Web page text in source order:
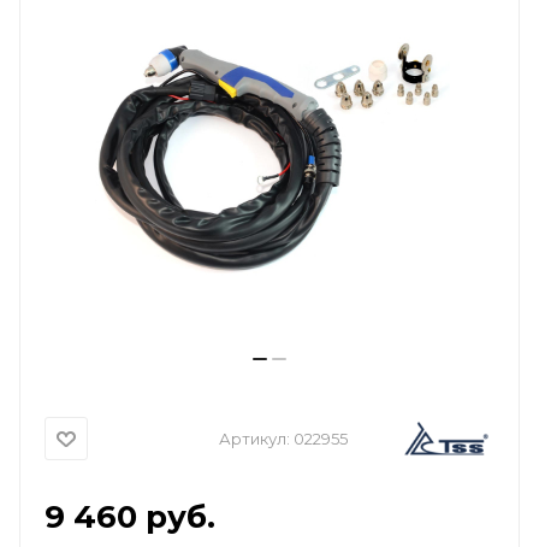
Артикул: 022955
9 460 руб.